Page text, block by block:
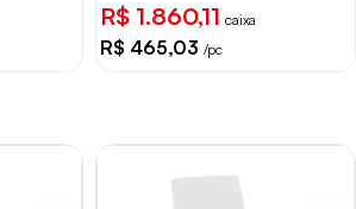
R$ 1.860,11 caixa
R$ 465,03 /pc